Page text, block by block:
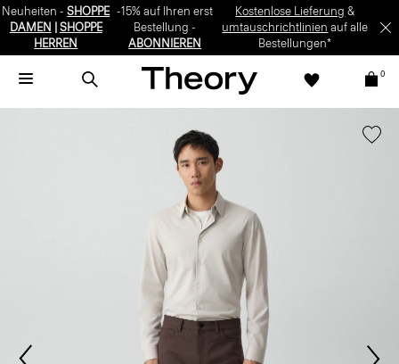
Neuheiten - SHOPPE
DAMEN
SHOPPE
HERREN
-15% auf Ihren erst
Bestellung -
ABONNIEREN
Kostenlose Lieferung &
umtauschrichtlinien auf alle
Bestellungen*
0